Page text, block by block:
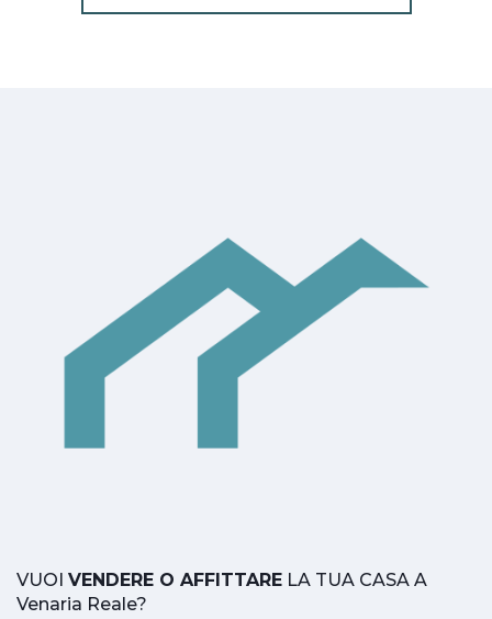
VUOI VENDERE O AFFITTARE LA TUA CASA A
Venaria Reale?